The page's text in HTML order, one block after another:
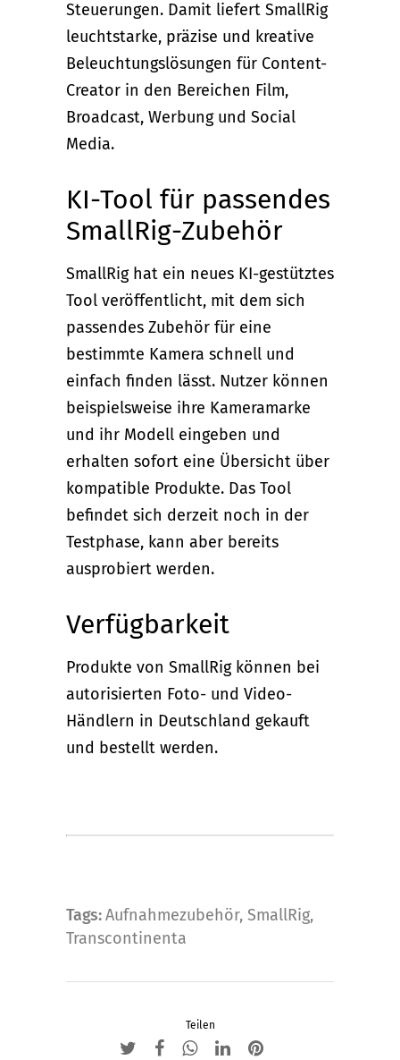
Steuerungen. Damit liefert SmallRig
leuchtstarke, präzise und kreative
Beleuchtungslösungen für Content-
Creator in den Bereichen Film,
Broadcast, Werbung und Social
Media.
KI-Tool für passendes
SmallRig-Zubehör
SmallRig hat ein neues KI-gestütztes
Tool veröffentlicht, mit dem sich
passendes Zubehör für eine
bestimmte Kamera schnell und
einfach finden lässt. Nutzer können
beispielsweise ihre Kameramarke
und ihr Modell eingeben und
erhalten sofort eine Übersicht über
kompatible Produkte. Das Tool
befindet sich derzeit noch in der
Testphase, kann aber bereits
ausprobiert werden.
Verfügbarkeit
Produkte von SmallRig können bei
autorisierten Foto- und Video-
Händlern in Deutschland gekauft
und bestellt werden.
Tags: Aufnahmezubehör, SmallRig,
Transcontinenta
Teilen